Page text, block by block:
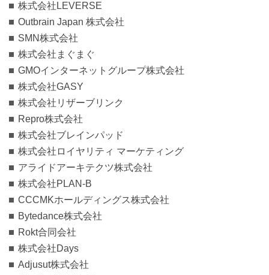
株式会社LEVERSE
Outbrain Japan 株式会社
SMN株式会社
株式会社まぐまぐ
GMOインターネットグループ株式会社
株式会社GASY
株式会社リザーブリンク
Repro株式会社
株式会社ブレインパッド
株式会社ロイヤリティ マーケティング
アライドアーキテクツ株式会社
株式会社PLAN-B
CCCMKホールディングス株式会社
Bytedance株式会社
Rokt合同会社
株式会社Days
Adjusut株式会社